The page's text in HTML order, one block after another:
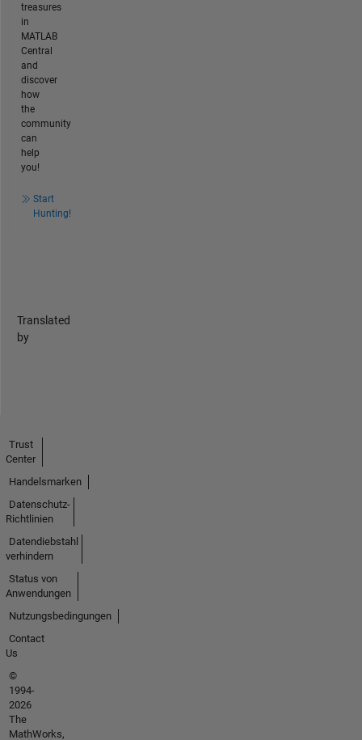
treasures
in
MATLAB
Central
and
discover
how
the
community
can
help
you!
Start
Hunting!
Translated
by
Trust
Center
Handelsmarken
Datenschutz-
Richtlinien
Datendiebstahl
verhindern
Status von
Anwendungen
Nutzungsbedingungen
Contact
Us
©
1994-
2026
The
MathWorks,